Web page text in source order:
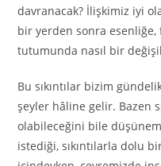
davranacak? İlişkimiz iyi
bir yerden sonra esenliğe,
tutumunda nasıl bir
Bu sıkıntılar bizim
şeyler hâline gelir. Bazen
olabileceğini bile
istediği, sıkıntılarla dolu